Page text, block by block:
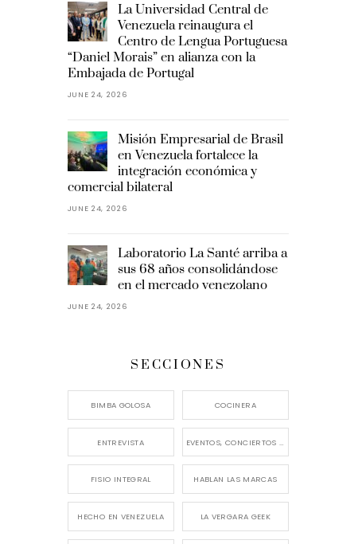
La Universidad Central de
Venezuela reinaugura el
Centro de Lengua Portuguesa
“Daniel Morais” en alianza con la
Embajada de Portugal
JUNE 24, 2026
Misión Empresarial de Brasil
en Venezuela fortalece la
integración económica y
comercial bilateral
JUNE 24, 2026
Laboratorio La Santé arriba a
sus 68 años consolidándose
en el mercado venezolano
JUNE 24, 2026
SECCIONES
BIMBA GOLOSA COCINERA
ENTREVISTA
FISIO INTEGRAL HABLAN LAS MARCAS
HECHO EN VENEZUELA LA VERGARA GEEK